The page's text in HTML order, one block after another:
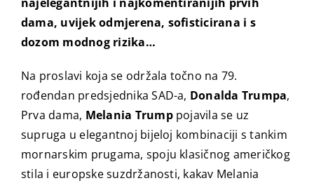
dama, uvijek odmjerena, sofisticirana i s
dozom modnog rizika…
Na proslavi koja se održala točno na 79.
rođendan predsjednika SAD-a, Donalda Trumpa,
Prva dama, Melania Trumppojavila se uz
supruga u elegantnoj bijeloj kombinaciji s tankim
mornarskim prugama, spoju klasičnog američkog
stila i europske suzdržanosti, kakav Melania